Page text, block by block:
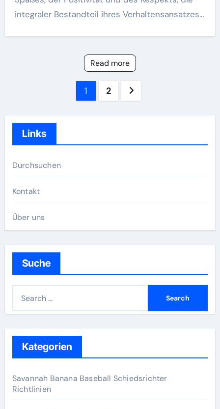
integraler Bestandteil ihres Verhaltensansatzes…
Read more
1 2
Links
Durchsuchen
Kontakt
Über uns
Suche
h
f
o
r
Kategorien
Savannah Banana Baseball Schiedsrichter
Richtlinien